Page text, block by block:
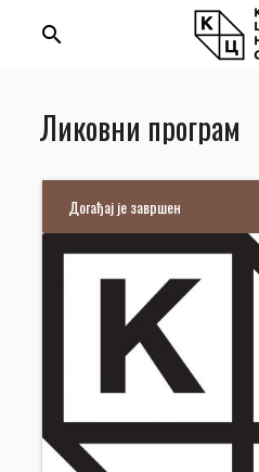
search
Ликовни програм
Догађај је завршен